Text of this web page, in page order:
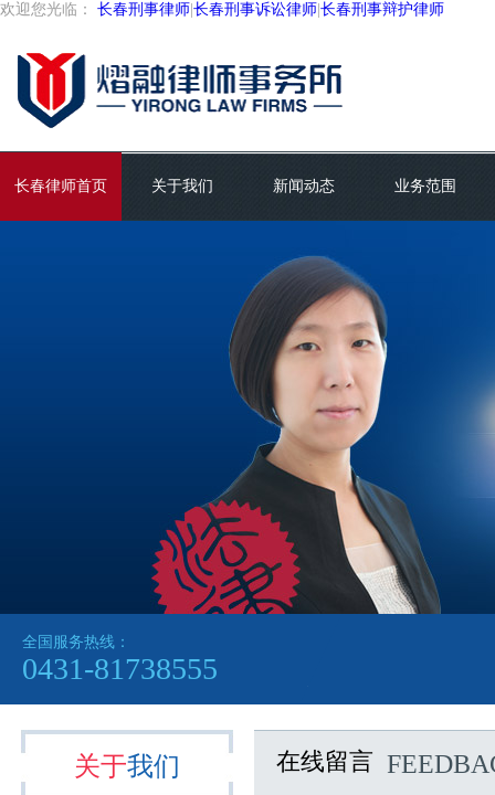
欢迎您光临： 长春刑事律师 长春刑事诉讼律师 长春刑事辩护律师
长春律师首页 关于我们 新闻动态 业务范围
全国服务热线：
0431-81738555
关于我们 在线留言